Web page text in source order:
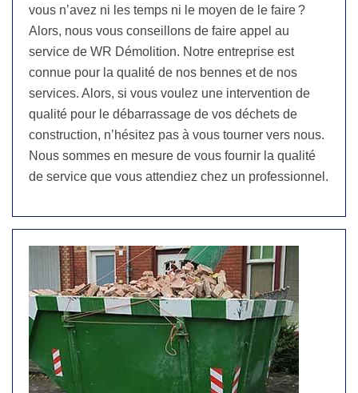
vous n’avez ni les temps ni le moyen de le faire ?
Alors, nous vous conseillons de faire appel au
service de WR Démolition. Notre entreprise est
connue pour la qualité de nos bennes et de nos
services. Alors, si vous voulez une intervention de
qualité pour le débarrassage de vos déchets de
construction, n’hésitez pas à vous tourner vers nous.
Nous sommes en mesure de vous fournir la qualité
de service que vous attendiez chez un professionnel.